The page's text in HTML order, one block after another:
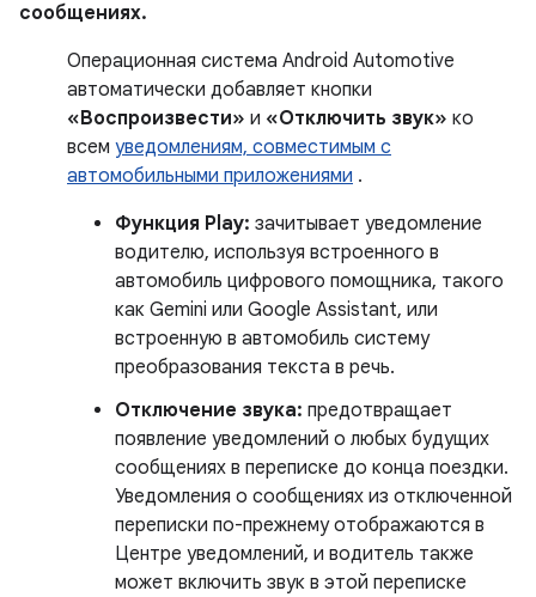
сообщениях.
Операционная система Android Automotive
автоматически добавляет кнопки
«Воспроизвести» и «Отключить звук» ко
всем уведомлениям, совместимым с
автомобильными приложениями .
Функция Play: зачитывает уведомление
водителю, используя встроенного в
автомобиль цифрового помощника, такого
как Gemini или Google Assistant, или
встроенную в автомобиль систему
преобразования текста в речь.
Отключение звука: предотвращает
появление уведомлений о любых будущих
сообщениях в переписке до конца поездки.
Уведомления о сообщениях из отключенной
переписки по-прежнему отображаются в
Центре уведомлений, и водитель также
может включить звук в этой переписке